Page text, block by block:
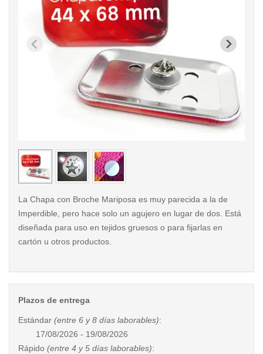
< /picture>
La Chapa con Broche Mariposa es muy parecida a la de
Imperdible, pero hace solo un agujero en lugar de dos. Está
diseñada para uso en tejidos gruesos o para fijarlas en
cartón u otros productos.
Plazos de entrega
Estándar (entre 6 y 8 días laborables):
17/08/2026 - 19/08/2026
Rápido (entre 4 y 5 días laborables):